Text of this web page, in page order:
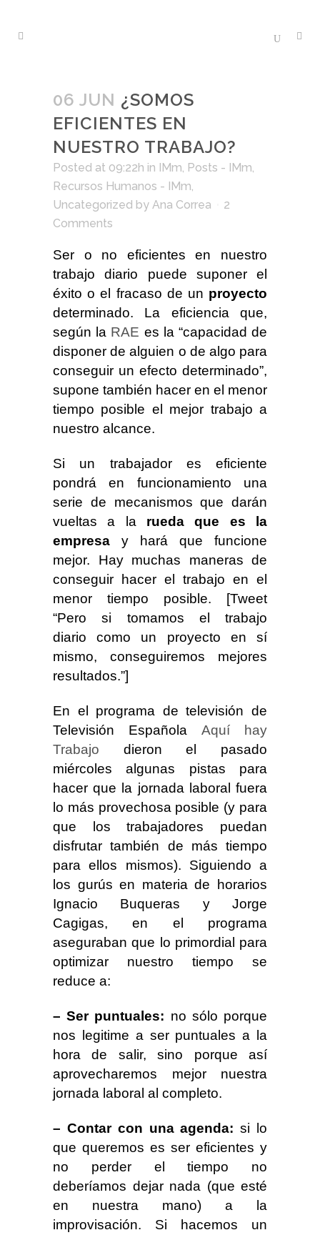
06 JUN ¿SOMOS
EFICIENTES EN
NUESTRO TRABAJO?
Posted at 09:22h in IMm, Posts - IMm,
Recursos Humanos - IMm,
Uncategorized by Ana Correa
2
Comments
Ser o no eficientes en nuestro
trabajo diario puede suponer el
éxito o el fracaso de un proyecto
determinado. La eficiencia que,
según la RAE es la “capacidad de
disponer de alguien o de algo para
conseguir un efecto determinado”,
supone también hacer en el menor
tiempo posible el mejor trabajo a
nuestro alcance.
Si un trabajador es eficiente
pondrá en funcionamiento una
serie de mecanismos que darán
vueltas a la rueda que es la
empresa y hará que funcione
mejor. Hay muchas maneras de
conseguir hacer el trabajo en el
menor tiempo posible. [Tweet
“Pero si tomamos el trabajo
diario como un proyecto en sí
mismo, conseguiremos mejores
resultados.”]
En el programa de televisión de
Televisión Española Aquí hay
Trabajo dieron el pasado
miércoles algunas pistas para
hacer que la jornada laboral fuera
lo más provechosa posible (y para
que los trabajadores puedan
disfrutar también de más tiempo
para ellos mismos). Siguiendo a
los gurús en materia de horarios
Ignacio Buqueras y Jorge
Cagigas, en el programa
aseguraban que lo primordial para
optimizar nuestro tiempo se
reduce a:
– Ser puntuales: no sólo porque
nos legitime a ser puntuales a la
hora de salir, sino porque así
aprovecharemos mejor nuestra
jornada laboral al completo.
– Contar con una agenda: si lo
que queremos es ser eficientes y
no perder el tiempo no
deberíamos dejar nada (que esté
en nuestra mano) a la
improvisación. Si hacemos un